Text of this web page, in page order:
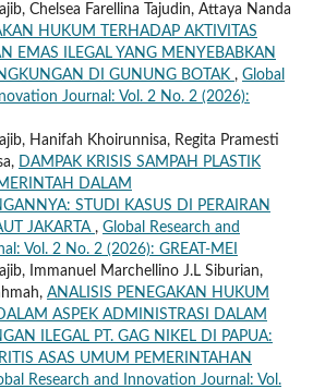
Chelsea Farellina Tajudin, Attaya Nanda
HUKUM TERHADAP AKTIVITAS
EMAS ILEGAL YANG MENYEBABKAN
DI GUNUNG BOTAK , Global
Journal: Vol. 2 No. 2 (2026):
Hanifah Khoirunnisa, Regita Pramesti
DAMPAK KRISIS SAMPAH PLASTIK
DALAM
STUDI KASUS DI PERAIRAN
JAKARTA , Global Research and
Vol. 2 No. 2 (2026): GREAT-MEI
Immanuel Marchellino J.L Siburian,
ANALISIS PENEGAKAN HUKUM
ASPEK ADMINISTRASI DALAM
ILEGAL PT. GAG NIKEL DI PAPUA:
ASAS UMUM PEMERINTAHAN
Research and Innovation Journal: Vol.